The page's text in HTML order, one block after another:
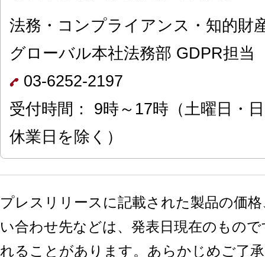
法務・コンプライアンス・知的財
グローバル本社法務部 GDPR担当
03-6252-2197
受付時間： 9時～17時（土曜日・
休業日を除く）
プレスリリースに記載された製品の価
い合わせ先などは、発表日現在のもの
れることがあります。あらかじめご了